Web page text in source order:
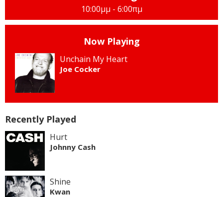
10:00μμ - 6:00πμ
Now Playing
Unchain My Heart
Joe Cocker
Recently Played
Hurt
Johnny Cash
Shine
Kwan